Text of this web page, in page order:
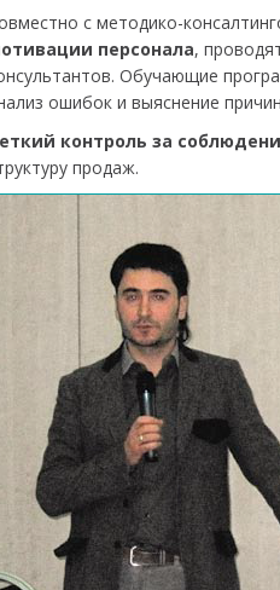
с методико-
персонала,
Обучающие
ошибок и выяснение
контроль за
продаж.